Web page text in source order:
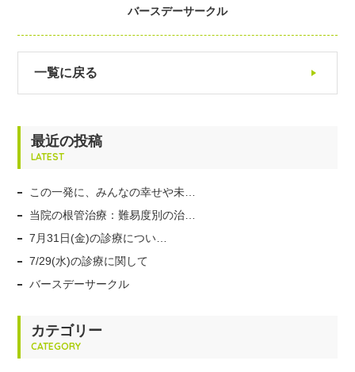
バースデーサークル
一覧に戻る
最近の投稿
LATEST
この一発に、みんなの幸せや未…
当院の根管治療：難易度別の治…
7月31日(金)の診療につい…
7/29(水)の診療に関して
バースデーサークル
カテゴリー
CATEGORY